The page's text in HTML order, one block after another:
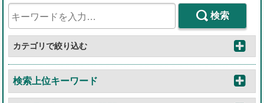
検索
カテゴリで絞り込む
検索上位キーワード